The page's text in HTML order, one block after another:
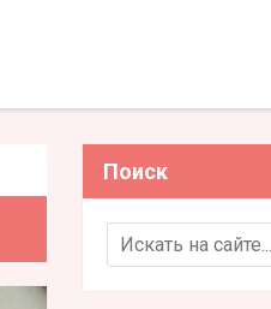
Поиск
Search for: